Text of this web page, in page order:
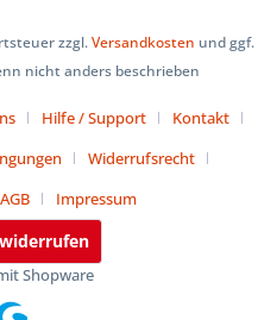
zzgl.Versandkosten und ggf.
nicht anders beschrieben
Hilfe / Support
Kontakt
Widerrufsrecht
AGB Impressum
Shopware